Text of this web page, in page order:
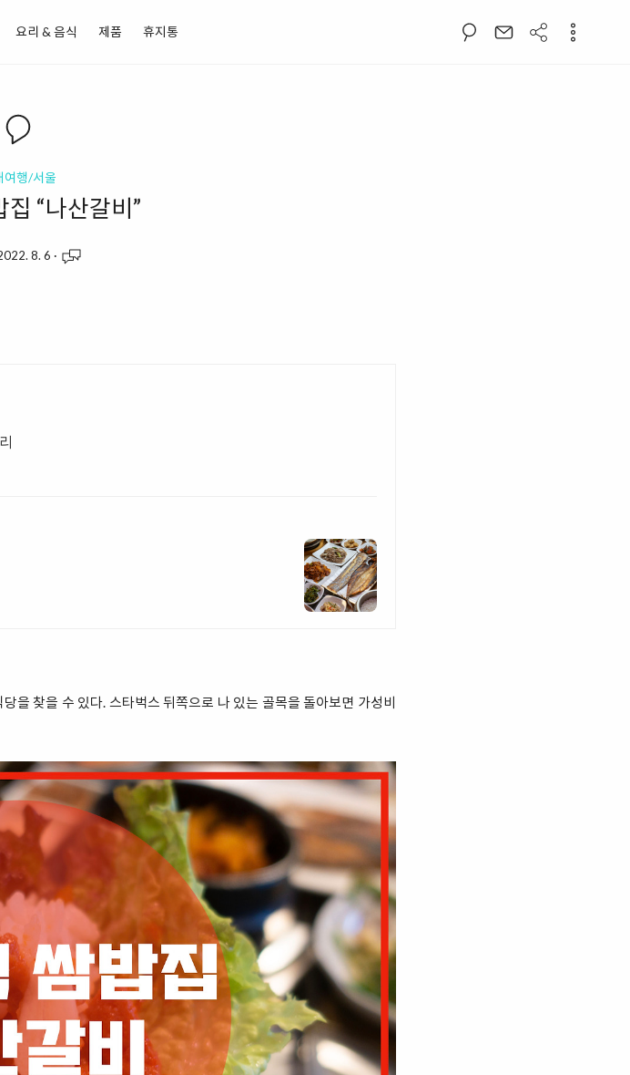
요리 & 음식 제품 휴지통
여행/서울
“나산갈비”
8. 6 ·
을 찾을 수 있다. 스타벅스 뒤쪽으로 나 있는 골목을 돌아보면 가성비